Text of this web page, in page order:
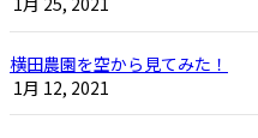
横田農園を空から見てみた！
1月 12, 2021